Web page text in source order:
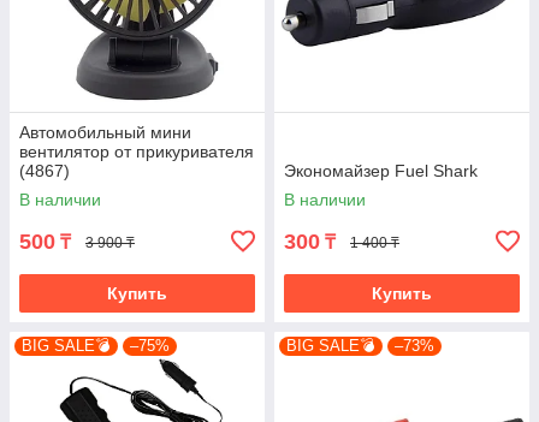
Автомобильный мини
вентилятор от прикуривателя
(4867)
В наличии
500 ₸ 3 900 ₸
Купить
Экономайзер Fuel Shark
В наличии
300 ₸ 1 400 ₸
Купить
BIG SALE💣 –75% BIG SALE💣 –73%